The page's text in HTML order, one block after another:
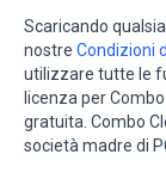
Scaricando
nostre Condizioni
utilizzare tutte le
licenza per
gratuita. Combo
società madre di